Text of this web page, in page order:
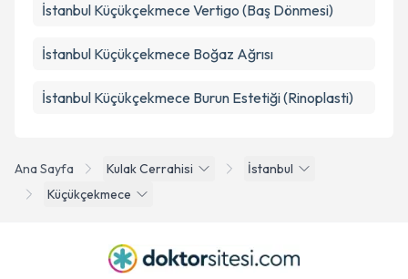
Ana Sayfa Kulak Cerrahisi
İstanbul
Küçükçekmece
İstanbul Küçükçekmece Vertigo (Baş Dönmesi)
İstanbul Küçükçekmece Boğaz Ağrısı
İstanbul Küçükçekmece Burun Estetiği (Rinoplasti)